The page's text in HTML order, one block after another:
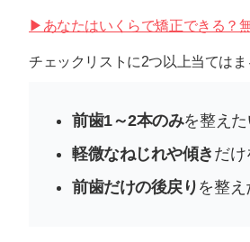
▶あなたはいくらで矯正できる？
チェックリストに2つ以上当ては
前歯1～2本のみを整えた
軽微なねじれや傾き だけ
前歯だけの後戻り を整え